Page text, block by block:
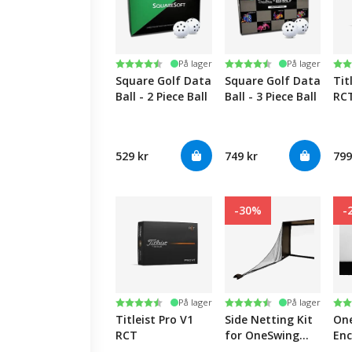
Karakter:
4.7 av 5 mulige
På lager
Square Golf Data
Ball - 2 Piece Ball
529 kr
Karakter:
4.5 av 5 mulige
På lager
Square Golf Data
Ball - 3 Piece Ball
749 kr
Karakter:
4.8 av 5 mulige
På lager
Titleist Pro V1
RCT
-30%
Karakter:
4.6 av 5 mulige
På lager
Side Netting Kit
for OneSwing
-